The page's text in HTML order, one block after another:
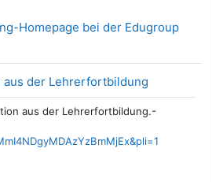
Homepage bei der Edugroup
aus der LehrerfortbildungLink/URL
aus der Lehrerfortbildung.-